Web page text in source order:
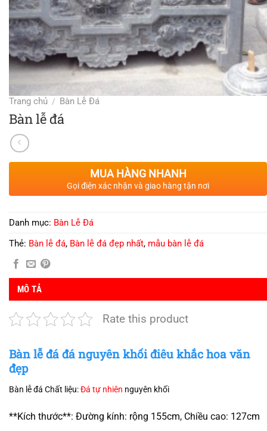
Trang chủ / Bàn Lễ Đá
Bàn lễ đá
MUA HÀNG NHANH
Gọi điện xác nhận và giao hàng tận nơi
Danh mục: Bàn Lễ Đá
Thẻ: Bàn lễ đá, Bàn lễ đá đẹp nhất, mẫu bàn lễ đá
MÔ TẢ
Rate this product
Bàn lễ đá đá nguyên khối điêu khắc hoa văn
đẹp
Bàn lễ đá Chất liệu:Đá tự nhiên nguyên khối
**Kích thước**: Đường kính: rộng 155cm, Chiều cao: 127cm